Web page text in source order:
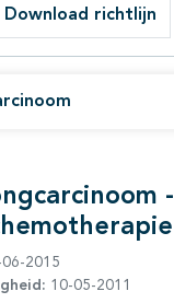
Download richtlijn
-
06-2015
10-05-2011